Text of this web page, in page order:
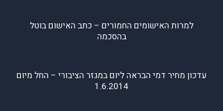
למרות האישומים החמורים – כתב האישום בוטל
בהסכמה
עדכון מחיר דמי הבראה ליום במגזר הציבורי – החל מיום
1.6.2014